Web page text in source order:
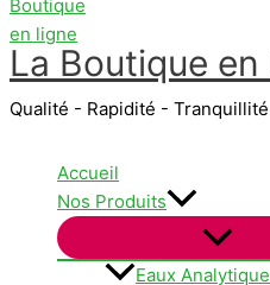
La Boutique en
Qualité - Rapidité - Tranquillité
Accueil
Nos Produits
Eaux